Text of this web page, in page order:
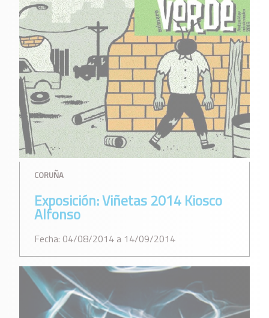
CORUÑA
Exposición: Viñetas 2014 Kiosco
Alfonso
Fecha: 04/08/2014 a 14/09/2014